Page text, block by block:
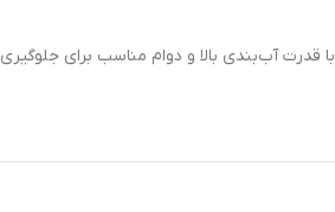
واشر درب سوپاپ پریان پلاستیک مخصوص پژو 405، پارس و سمند XU7 با قدرت آب‌بندی بالا و دوام مناسب برای جلوگیری